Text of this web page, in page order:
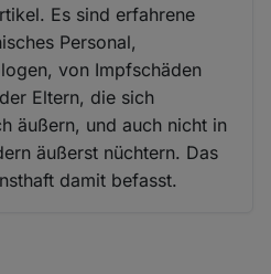
Es sind erfahrene
Personal,
von Impfschäden
Eltern, die sich
äußern, und auch nicht in
äußerst nüchtern. Das
damit befasst.